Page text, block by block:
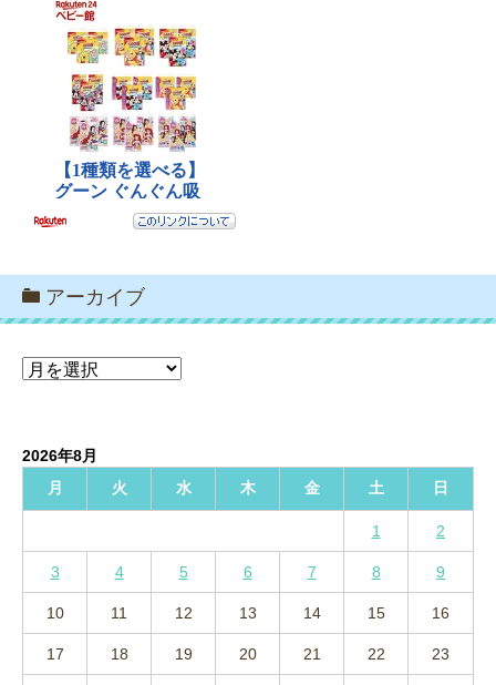
アーカイブ
ア
ブ
2026年8月
月
火 水 木 金 土 日
1 2
3 4 5 6 7 8 9
10 11 12 13 14 15 16
17 18 19 20 21 22 23